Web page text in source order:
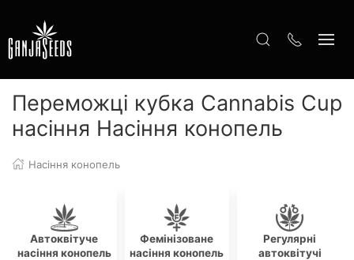
Переможці кубка Cannabis Cup
насіння Насіння конопель
Насіння конопель
Автоквітуче
насіння конопель
Фемінізоване
насіння конопель
Регулярні
автоквітучі